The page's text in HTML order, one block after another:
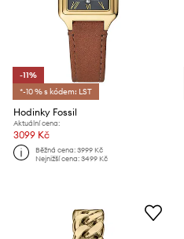
-11%
*-10 % s kódem: LST
Hodinky Fossil
Aktuální cena:
3099 Kč
Běžná cena:3999 Kč
Nejnižší cena:3499 Kč